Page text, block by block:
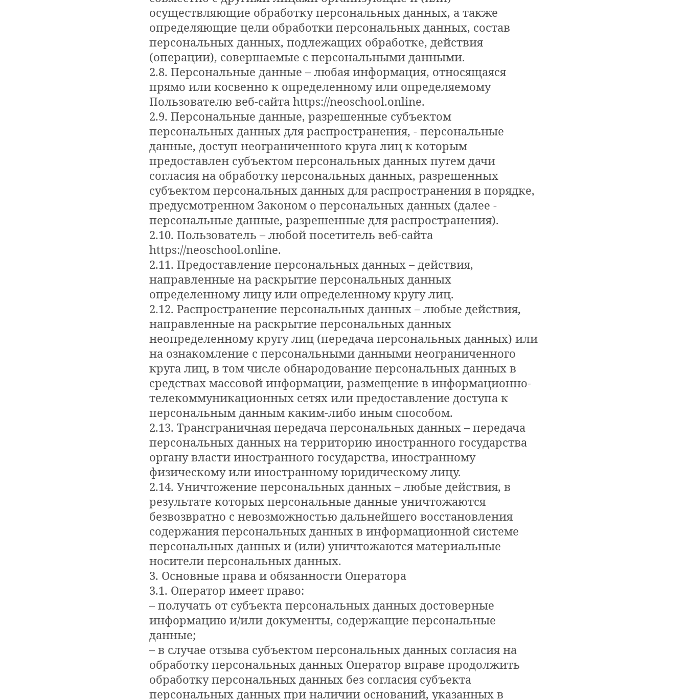
осуществляющие обработку персональных данных, а также
определяющие цели обработки персональных данных, состав
персональных данных, подлежащих обработке, действия
(операции), совершаемые с персональными данными.
2.8. Персональные данные – любая информация, относящаяся
прямо или косвенно к определенному или определяемому
Пользователю веб-сайта https://neoschool.online.
2.9. Персональные данные, разрешенные субъектом
персональных данных для распространения, - персональные
данные, доступ неограниченного круга лиц к которым
предоставлен субъектом персональных данных путем дачи
согласия на обработку персональных данных, разрешенных
субъектом персональных данных для распространения в порядке,
предусмотренном Законом о персональных данных (далее -
персональные данные, разрешенные для распространения).
2.10. Пользователь – любой посетитель веб-сайта
https://neoschool.online.
2.11. Предоставление персональных данных – действия,
направленные на раскрытие персональных данных
определенному лицу или определенному кругу лиц.
2.12. Распространение персональных данных – любые действия,
направленные на раскрытие персональных данных
неопределенному кругу лиц (передача персональных данных) или
на ознакомление с персональными данными неограниченного
круга лиц, в том числе обнародование персональных данных в
средствах массовой информации, размещение в информационно-
телекоммуникационных сетях или предоставление доступа к
персональным данным каким-либо иным способом.
2.13. Трансграничная передача персональных данных – передача
персональных данных на территорию иностранного государства
органу власти иностранного государства, иностранному
физическому или иностранному юридическому лицу.
2.14. Уничтожение персональных данных – любые действия, в
результате которых персональные данные уничтожаются
безвозвратно с невозможностью дальнейшего восстановления
содержания персональных данных в информационной системе
персональных данных и (или) уничтожаются материальные
носители персональных данных.
3. Основные права и обязанности Оператора
3.1. Оператор имеет право:
– получать от субъекта персональных данных достоверные
информацию и/или документы, содержащие персональные
данные;
– в случае отзыва субъектом персональных данных согласия на
обработку персональных данных Оператор вправе продолжить
обработку персональных данных без согласия субъекта
персональных данных при наличии оснований, указанных в